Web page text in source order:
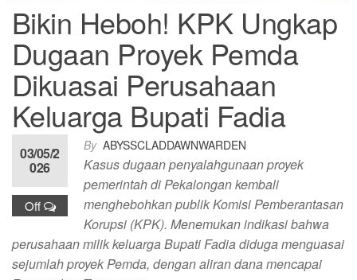
Bikin Heboh! KPK Ungkap
Dugaan Proyek Pemda
Dikuasai Perusahaan
Keluarga Bupati Fadia
By ABYSSCLADDAWNWARDEN
03/05/2
026
Off
Kasus dugaan penyalahgunaan proyek
pemerintah di Pekalongan kembali
menghebohkan publik Komisi Pemberantasan
Korupsi (KPK). Menemukan indikasi bahwa
perusahaan milik keluarga Bupati Fadia diduga menguasai
sejumlah proyek Pemda, dengan aliran dana mencapai